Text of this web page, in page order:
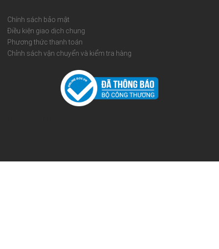
Chính sách bảo mật
Điều kiện giao dịch chung
Phương thức thanh toán
Chỉnh sách vận chuyển và kiểm tra hàng